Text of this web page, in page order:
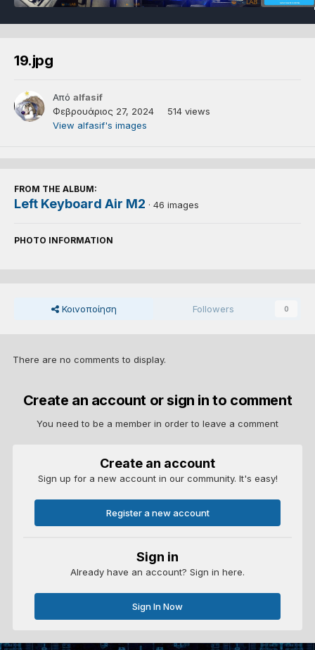
19.jpg
Από alfasif
Φεβρουάριος 27, 2024
514 views
View alfasif's images
FROM THE ALBUM:
Left Keyboard Air M2 · 46 images
PHOTO INFORMATION
Κοινοποίηση Followers 0
There are no comments to display.
Create an account or sign in to comment
You need to be a member in order to leave a comment
Create an account
Sign up for a new account in our community. It's easy!
Register a new account
Sign in
Already have an account? Sign in here.
Sign In Now